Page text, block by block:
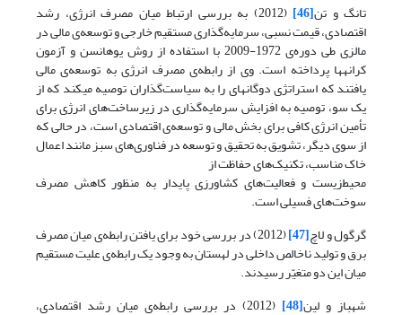
تانگ و تن[46] (2012) به بررسی ارتباط میان مصرف انرژی، رشد
اقتصادی، قیمت نسبی، سرمایه‌گذاری مستقیم خارجی و توسعه‌ی مالی در
مالزی طی دوره‌ی 1972-2009 با استفاده از روش یوهانسن و آزمون
کرانه­ها پرداخته است. وی از رابطه‌ی مصرف انرژی به توسعه‌ی مالی
یافتند که استراتژی دوگانه­ای را به سیاست‌گذاران توصیه می­کند که از
یک سو، توصیه به افزایش سرمایه‌گذاری در زیرساخت‌های انرژی برای
تأمین انرژی کافی برای بخش مالی و توسعه‌ی اقتصادی است، در حالی که
از سوی دیگر، تشویق به تحقیق و توسعه در فناوری‌های سبز مانند اعمال
خاک مناسب، تکنیک‌های حفاظت از
محیط‌زیست و فعالیت‌های کشاورزی پایدار به منظور کاهش مصرف
سوخت‌های فسیلی است.
گرگول و لاچ[47] (2012) در بررسی خود برای یافتن رابطه‌ی میان مصرف
برق و تولید ناخالص داخلی در لهستان به وجود یک رابطه‌ی علیت مستقیم
میان این دو متغیّر رسیدند.
شهباز و لین[48] (2012) در بررسی رابطه‌ی میان رشد اقتصادی،